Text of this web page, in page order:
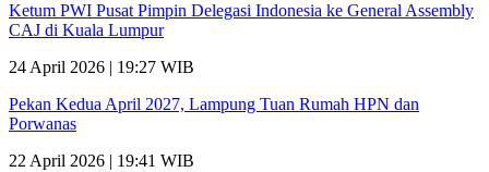
Ketum PWI Pusat Pimpin Delegasi Indonesia ke General Assembly
CAJ di Kuala Lumpur
24 April 2026 | 19:27 WIB
Pekan Kedua April 2027, Lampung Tuan Rumah HPN dan
Porwanas
22 April 2026 | 19:41 WIB